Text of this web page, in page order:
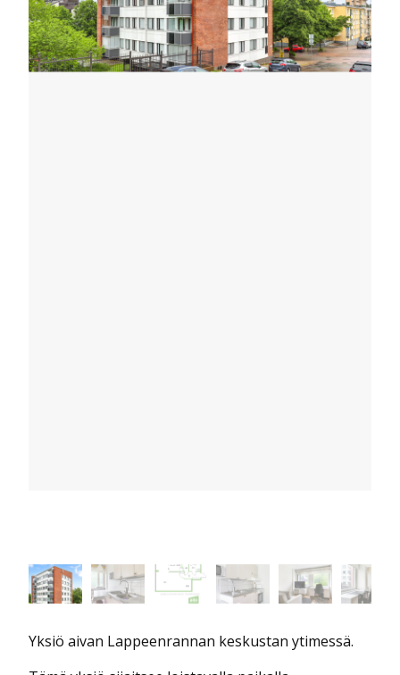
Yksiö aivan Lappeenrannan keskustan ytimessä.